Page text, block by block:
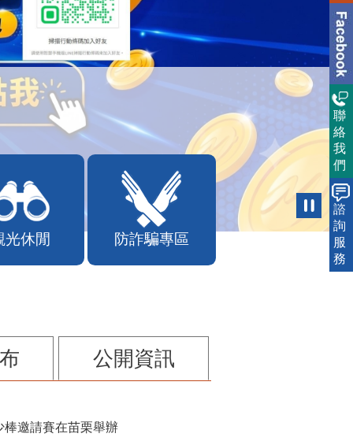
光休閒 防詐騙專區
公開資訊
邀請賽在苗栗舉辦
聯
絡
我
們
諮
詢
服
務